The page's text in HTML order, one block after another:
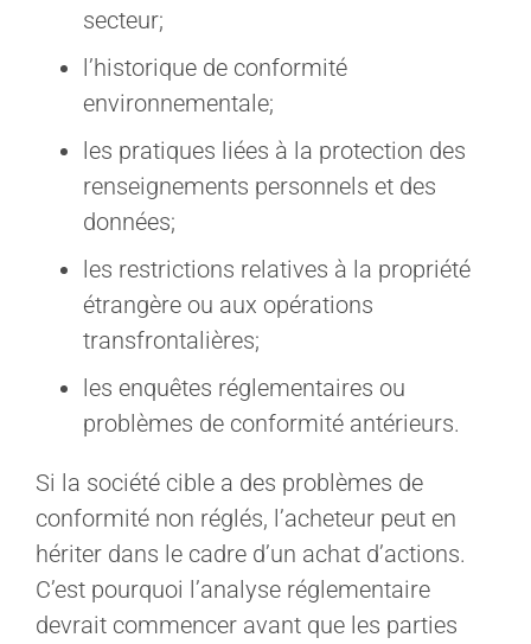
secteur;
l’historique de conformité
environnementale;
les pratiques liées à la protection des
renseignements personnels et des
données;
les restrictions relatives à la propriété
étrangère ou aux opérations
transfrontalières;
les enquêtes réglementaires ou
problèmes de conformité antérieurs.
Si la société cible a des problèmes de
conformité non réglés, l’acheteur peut en
hériter dans le cadre d’un achat d’actions.
C’est pourquoi l’analyse réglementaire
devrait commencer avant que les parties